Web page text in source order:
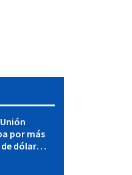
por más
dólares